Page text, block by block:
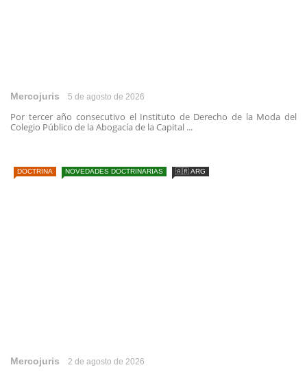
Mercojuris 5 de agosto de 2026
Por tercer año consecutivo el Instituto de Derecho de la Moda del
Colegio Público de la Abogacía de la Capital ...
DOCTRINA NOVEDADES DOCTRINARIAS 🇦🇷 ARG
Mercojuris 2 de agosto de 2026